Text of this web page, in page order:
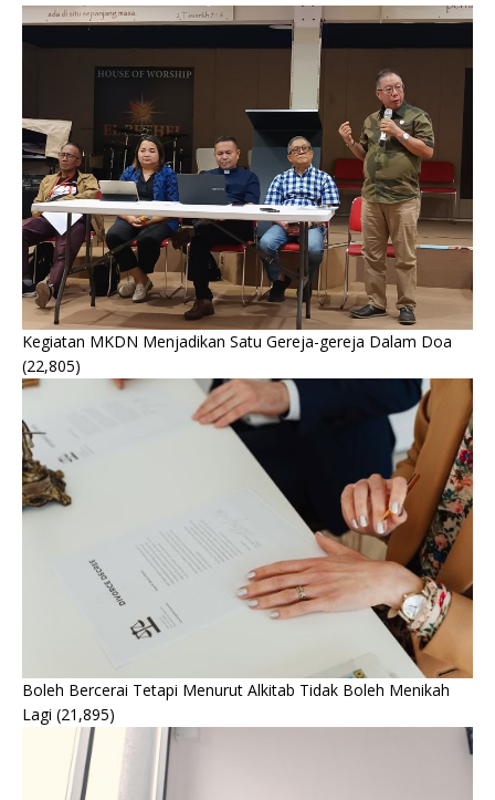
Kegiatan MKDN Menjadikan Satu Gereja-gereja Dalam Doa
(22,805)
Boleh Bercerai Tetapi Menurut Alkitab Tidak Boleh Menikah
Lagi (21,895)